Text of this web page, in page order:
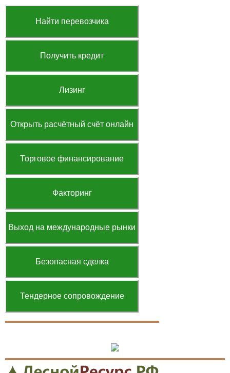
Найти перевозчика
Получить кредит
Лизинг
Открыть расчётный счёт онлайн
Торговое финансирование
Факторинг
Выход на международные рынки
Безопасная сделка
Тендерное сопровождение